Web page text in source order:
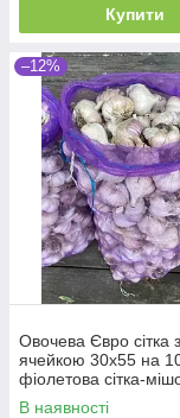
Купити
–12%
Овочева Євро сітка
ячейкою 30х55 на
фіолетова сітка-
овочів.
В наявності